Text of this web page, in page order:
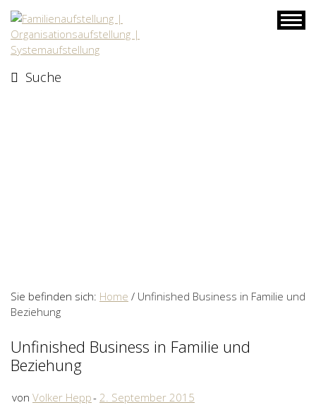
Skip
content
Suche
Sie befinden sich: Home / Unfinished Business in Familie und
Beziehung
Unfinished Business in Familie und
Beziehung
von Volker Hepp 2. September 2015